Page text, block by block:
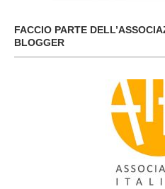
FACCIO PARTE
BLOGGER